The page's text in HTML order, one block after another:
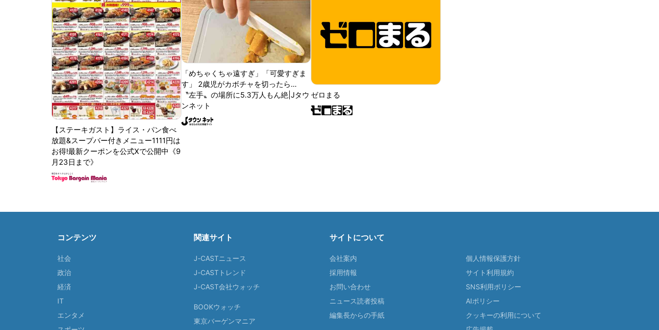
【ステーキガスト】ライス・パン食べ
放題&スープバー付きメニュー1111円は
お得!最新クーポンを公式Xで公開中《9
月23日まで》
「めちゃくちゃ遠すぎ」「可愛すぎま
す」 2歳児がカボチャを切ったら...
〝左手〟の場所に5.3万人もん絶|Jタウ
ンネット
ゼロまる
コンテンツ
社会
政治
経済
IT
エンタメ
関連サイト
J-CASTニュース
J-CASTトレンド
J-CAST会社ウォッチ
BOOKウォッチ
東京バーゲンマニア
サイトについて
会社案内
採用情報
お問い合わせ
ニュース読者投稿
編集長からの手紙
個人情報保護方針
サイト利用規約
SNS利用ポリシー
AIポリシー
クッキーの利用について